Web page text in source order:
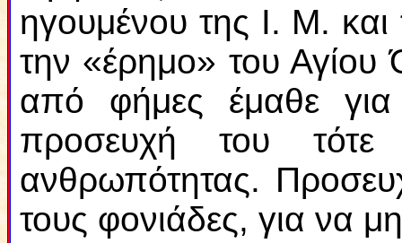
ηγουμένου της Ι. Μ. και
την «έρημο» του
από φήμες έμαθε
προσευχή του τότε
ανθρωπότητας.
τους φονιάδες, για να